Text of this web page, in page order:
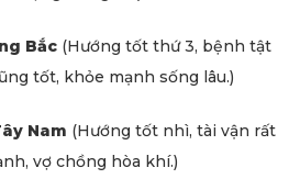
Bắc (Hướng tốt thứ 3, bệnh tật
tốt, khỏe mạnh sống lâu.)
Nam (Hướng tốt nhì, tài vận rất
vợ chồng hòa khí.)